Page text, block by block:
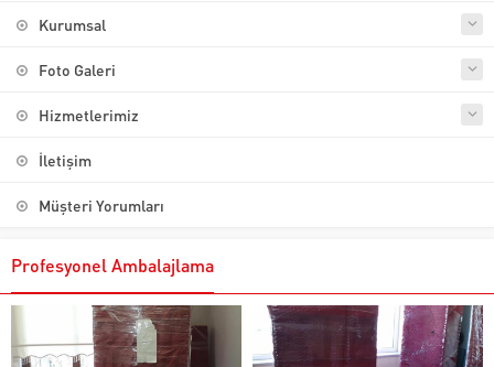
Kurumsal
Foto Galeri
Hizmetlerimiz
İletişim
Müşteri Yorumları
Profesyonel Ambalajlama